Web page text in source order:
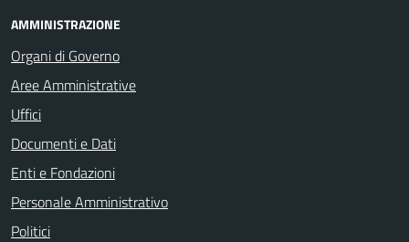
AMMINISTRAZIONE
Organi di Governo
Aree Amministrative
Uffici
Documenti e Dati
Enti e Fondazioni
Personale Amministrativo
Politici